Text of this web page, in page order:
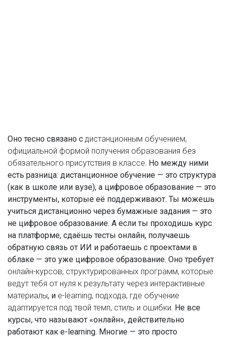
Оно тесно связано с дистанционным обучением,
официальной формой получения образования без
обязательного присутствия в классе. Но между ними
есть разница: дистанционное обучение — это структура
(как в школе или вузе), а цифровое образование — это
инструменты, которые её поддерживают. Ты можешь
учиться дистанционно через бумажные задания — это
не цифровое образование. А если ты проходишь курс
на платформе, сдаёшь тесты онлайн, получаешь
обратную связь от ИИ и работаешь с проектами в
облаке — это уже цифровое образование. Оно требует
онлайн-курсов, структурированных программ, которые
ведут тебя от нуля к результату через интерактивные
материалы, и e-learning, подхода, где обучение
адаптируется под твой темп, стиль и ошибки. Не все
курсы, что называют «онлайн», действительно
работают как e-learning. Многие — это просто